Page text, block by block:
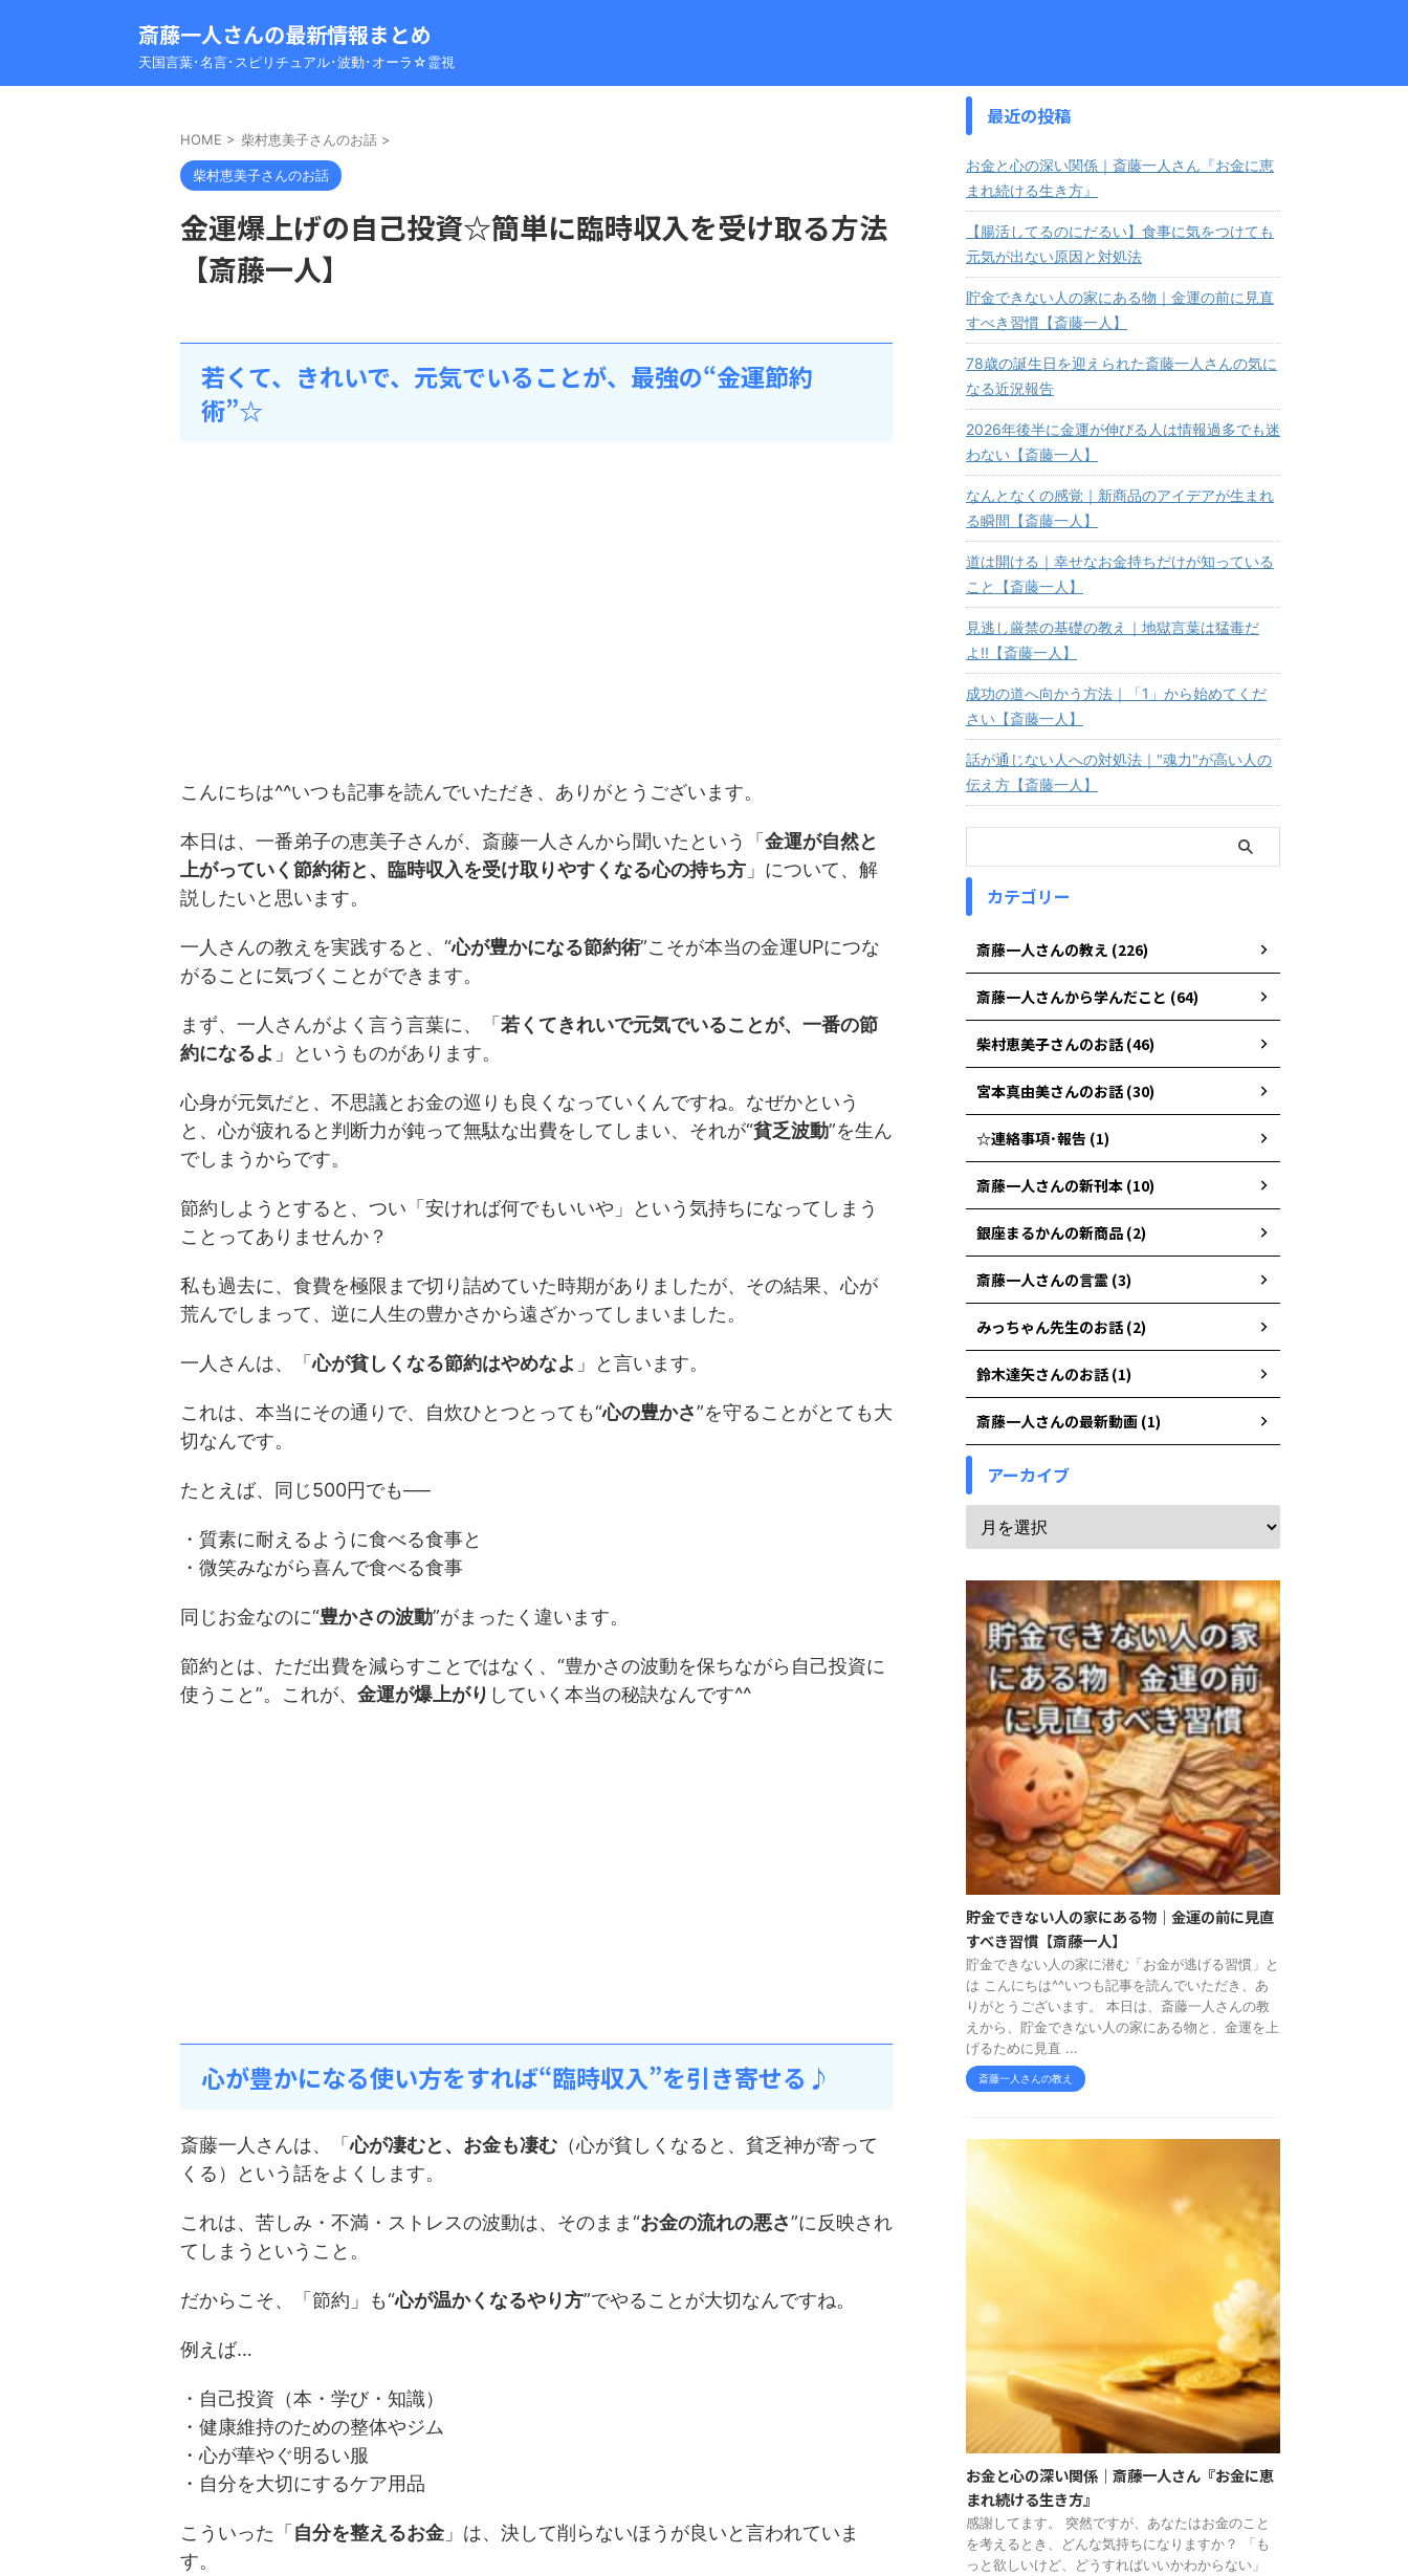
斎藤一人さんの最新情報まとめ
天国言葉･名言･スピリチュアル･波動･オーラ☆霊視
HOME > 柴村恵美子さんのお話 >
柴村恵美子さんのお話
金運爆上げの自己投資☆簡単に臨時収入を受け取る方法
【斎藤一人】
若くて、きれいで、元気でいることが、最強の“金運節約
術”☆
こんにちは^^いつも記事を読んでいただき、ありがとうございます。
本日は、一番弟子の恵美子さんが、斎藤一人さんから聞いたという「 金運が自然と
上がっていく節約術と、臨時収入を受け取りやすくなる心の持ち方 」について、解
説したいと思います。
一人さんの教えを実践すると、“心が豊かになる節約術”こそが本当の金運UPにつな
がることに気づくことができます。
まず、一人さんがよく言う言葉に、「 若くてきれいで元気でいることが、一番の節
約になるよ 」というものがあります。
心身が元気だと、不思議とお金の巡りも良くなっていくんですね。なぜかという
と、心が疲れると判断力が鈍って無駄な出費をしてしまい、それが“貧乏波動”を生ん
でしまうからです。
節約しようとすると、つい「安ければ何でもいいや」という気持ちになってしまう
ことってありませんか？
私も過去に、食費を極限まで切り詰めていた時期がありましたが、その結果、心が
荒んでしまって、逆に人生の豊かさから遠ざかってしまいました。
一人さんは、「心が貧しくなる節約はやめなよ 」と言います。
これは、本当にその通りで、自炊ひとつとっても“心の豊かさ”を守ることがとても大
切なんです。
たとえば、同じ500円でも──
・質素に耐えるように食べる食事と
・微笑みながら喜んで食べる食事
同じお金なのに“豊かさの波動”がまったく違います。
節約とは、ただ出費を減らすことではなく、“豊かさの波動を保ちながら自己投資に
使うこと”。これが、 金運が爆上がり していく本当の秘訣なんです^^
心が豊かになる使い方をすれば“臨時収入”を引き寄せる♪
斎藤一人さんは、「心が凄むと、お金も凄む （心が貧しくなると、貧乏神が寄って
くる）という話をよくします。
これは、苦しみ・不満・ストレスの波動は、そのまま“お金の流れの悪さ”に反映され
てしまうということ。
だからこそ、「節約」も“心が温かくなるやり方”でやることが大切なんですね。
例えば…
・自己投資（本・学び・知識）
・健康維持のための整体やジム
・心が華やぐ明るい服
・自分を大切にするケア用品
こういった「 自分を整えるお金 」は、決して削らないほうが良いと言われていま
す。
最近の投稿
お金と心の深い関係｜斎藤一人さん『お金に恵
まれ続ける生き方』
【腸活してるのにだるい】食事に気をつけても
元気が出ない原因と対処法
貯金できない人の家にある物｜金運の前に見直
すべき習慣【斎藤一人】
78歳の誕生日を迎えられた斎藤一人さんの気に
なる近況報告
2026年後半に金運が伸びる人は情報過多でも迷
わない【斎藤一人】
なんとなくの感覚｜新商品のアイデアが生まれ
る瞬間【斎藤一人】
道は開ける｜幸せなお金持ちだけが知っている
こと【斎藤一人】
見逃し厳禁の基礎の教え｜地獄言葉は猛毒だ
よ!!【斎藤一人】
成功の道へ向かう方法｜「1」から始めてくだ
さい【斎藤一人】
話が通じない人への対処法｜"魂力"が高い人の
伝え方【斎藤一人】
カテゴリー
斎藤一人さんの教え (226)
斎藤一人さんから学んだこと (64)
柴村恵美子さんのお話 (46)
宮本真由美さんのお話 (30)
☆連絡事項･報告 (1)
斎藤一人さんの新刊本 (10)
銀座まるかんの新商品 (2)
斎藤一人さんの言霊 (3)
みっちゃん先生のお話 (2)
鈴木達矢さんのお話 (1)
斎藤一人さんの最新動画 (1)
アーカイブ
貯金できない人の家にある物｜金運の前に見直
すべき習慣【斎藤一人】
貯金できない人の家に潜む「お金が逃げる習慣」と
は こんにちは^^いつも記事を読んでいただき、あ
りがとうございます。 本日は、斎藤一人さんの教
えから、貯金できない人の家にある物と、金運を上
げるために見直 ...
斎藤一人さんの教え
お金と心の深い関係｜斎藤一人さん『お金に恵
まれ続ける生き方』
感謝してます。 突然ですが、あなたはお金のこと
を考えるとき、どんな気持ちになりますか？ 「も
っと欲しいけど、どうすればいいかわからない」